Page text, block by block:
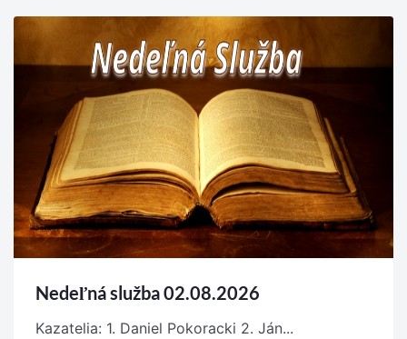
Nedeľná služba 02.08.2026
Kazatelia: 1. Daniel Pokoracki 2. Ján...